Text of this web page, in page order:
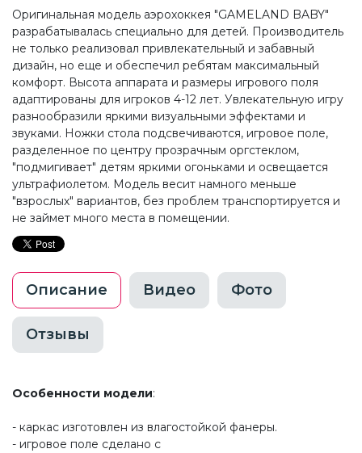
Оригинальная модель аэрохоккея "GAMELAND BABY"
разрабатывалась специально для детей. Производитель
не только реализовал привлекательный и забавный
дизайн, но еще и обеспечил ребятам максимальный
комфорт. Высота аппарата и размеры игрового поля
адаптированы для игроков 4-12 лет. Увлекательную игру
разнообразили яркими визуальными эффектами и
звуками. Ножки стола подсвечиваются, игровое поле,
разделенное по центру прозрачным оргстеклом,
"подмигивает" детям яркими огоньками и освещается
ультрафиолетом. Модель весит намного меньше
"взрослых" вариантов, без проблем транспортируется и
не займет много места в помещении.
Описание Видео Фото
Отзывы
Особенности модели:
- каркас изготовлен из влагостойкой фанеры.
- игровое поле сделано с